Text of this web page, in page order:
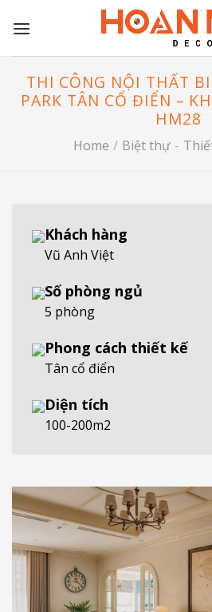
THI CÔNG NỘI THẤT
PARK TÂN CỔ ĐIỂN –
HM28
Home / Biệt thự -
Khách hàng
Vũ Anh Việt
Số phòng ngủ
5 phòng
Phong cách thiết kế
Tân cổ điển
Diện tích
100-200m2